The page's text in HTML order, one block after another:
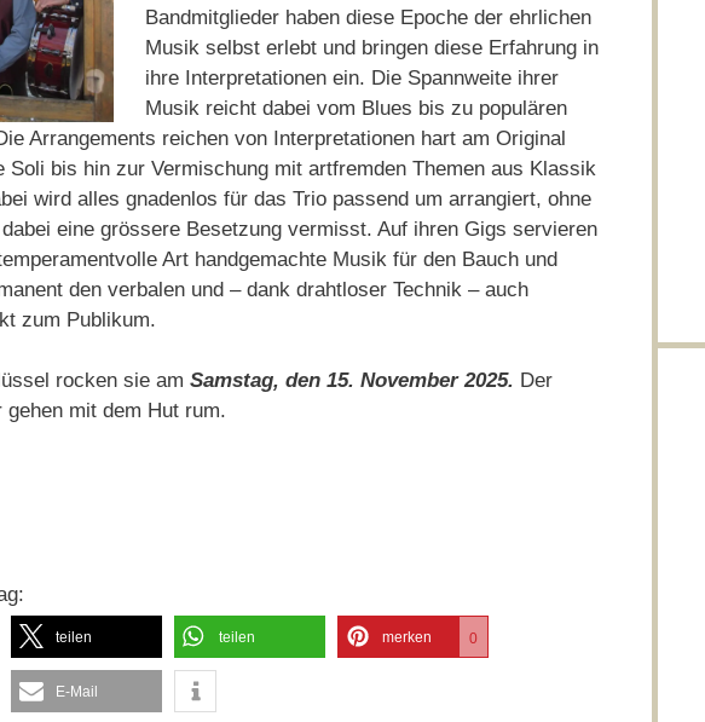
Bandmitglieder haben diese Epoche der ehrlichen
Musik selbst erlebt und bringen diese Erfahrung in
ihre Interpretationen ein. Die Spannweite ihrer
Musik reicht dabei vom Blues bis zu populären
Arrangements reichen von Interpretationen hart am Original
Soli bis hin zur Vermischung mit artfremden Themen aus Klassik
wird alles gnadenlos für das Trio passend um arrangiert, ohne
eine grössere Besetzung vermisst. Auf ihren Gigs servieren
Art handgemachte Musik für den Bauch und
den verbalen und – dank drahtloser Technik – auch
zum Publikum.
rocken sie am Samstag, den 15. November 2025. Der
mit dem Hut rum.
teilen teilen merken 0
E-Mail